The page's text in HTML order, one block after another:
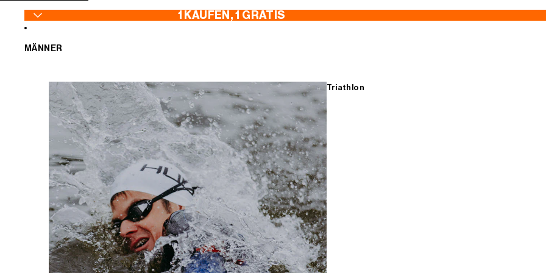
1 KAUFEN, 1 GRATIS
MÄNNER
Triathlon